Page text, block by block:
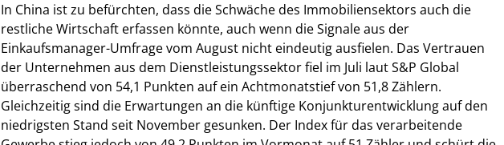
In China ist zu befürchten, dass die Schwäche des Immobiliensektors auch die
restliche Wirtschaft erfassen könnte, auch wenn die Signale aus der
Einkaufsmanager-Umfrage vom August nicht eindeutig ausfielen. Das Vertrauen
der Unternehmen aus dem Dienstleistungssektor fiel im Juli laut S&P Global
überraschend von 54,1 Punkten auf ein Achtmonatstief von 51,8 Zählern.
Gleichzeitig sind die Erwartungen an die künftige Konjunkturentwicklung auf den
niedrigsten Stand seit November gesunken. Der Index für das verarbeitende